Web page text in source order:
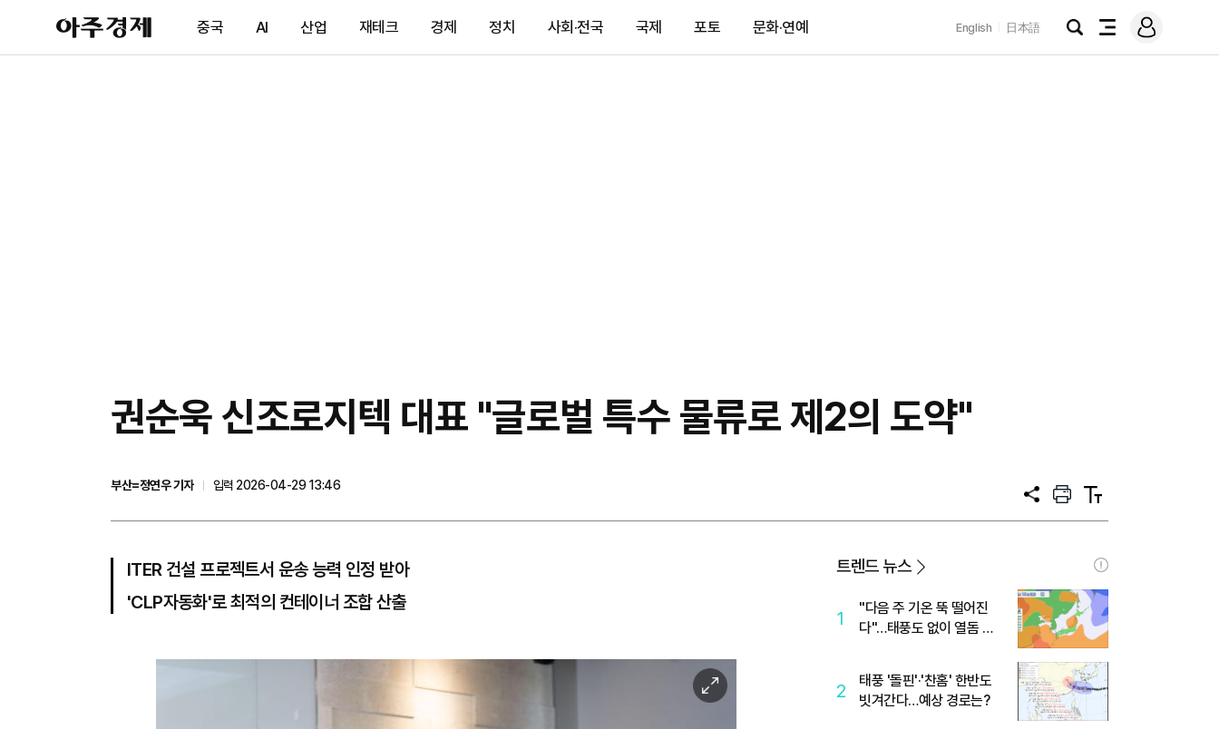
아
주
제
중국 AI 산업 재테크 경제 정치 사회·전국 국제 포토 문화·연예 English 日本語
검
전
메
그
권순욱 신조로지텍 대표 "글로벌 특수 물류로 제2의 도약"
부산=정연우 기자
입력 2026-04-29 13:46
공
프
트
텍
트
ITER 건설 프로젝트서 운송 능력 인정 받아
'CLP자동화'로 최적의 컨테이너 조합 산출
이
미
트렌드 뉴스
1
"다음 주 기온 뚝 떨어진
다"…태풍도 없이 열돔 박
2
태풍 '돌핀'·'찬홈' 한반도
빗겨간다…예상 경로는?